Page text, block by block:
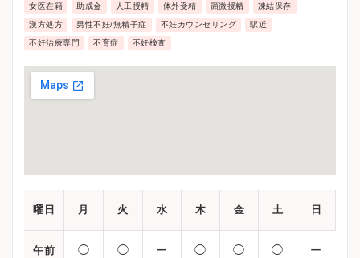
女医在籍 助成金 人工授精 体外受精 顕微授精 凍結保存
漢方処方 男性不妊/無精子症 不妊カウンセリング 駅近
不妊治療専門 不育症 不妊検査
曜日 月 火 水 木 金 土 日
午前 ◯ ◯ ー ◯ ◯ ◯ ー